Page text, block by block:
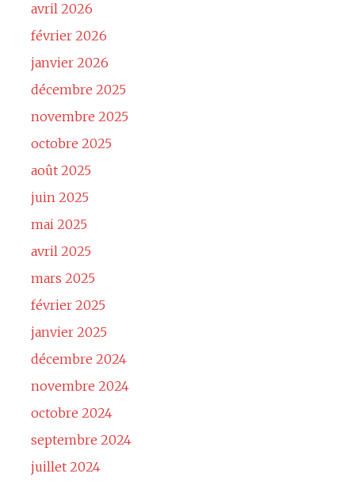
avril 2026
février 2026
janvier 2026
décembre 2025
novembre 2025
octobre 2025
août 2025
juin 2025
mai 2025
avril 2025
mars 2025
février 2025
janvier 2025
décembre 2024
novembre 2024
octobre 2024
septembre 2024
juillet 2024